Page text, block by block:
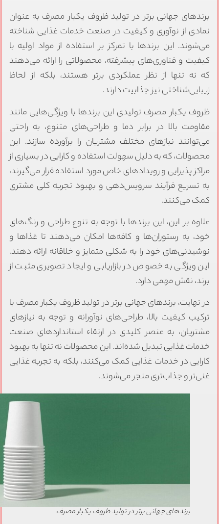
جهانی برتر در تولید ظروف یکبار مصرف به عنوان
از نوآوری و کیفیت در صنعت خدمات غذایی شناخته
این برندها با تمرکز بر استفاده از مواد اولیه با
و فناوری‌های پیشرفته، محصولاتی را ارائه می‌دهند
نه تنها از نظر عملکردی برتر هستند، بلکه از لحاظ
نیز جذابیت دارند.
یکبار مصرف تولیدی این برندها با ویژگی‌هایی مانند
بالا در برابر دما و طراحی‌های متنوع، به راحتی
نیازهای مختلف مشتریان را برآورده سازند. این
که به دلیل سهولت استفاده و کارایی در بسیاری از
پذیرایی و رویدادهای خاص مورد استفاده قرار می‌گیرند،
تسریع فرآیند سرویس‌دهی و بهبود تجربه کلی مشتری
می‌کنند.
بر این، این برندها با توجه به تنوع طراحی و رنگ‌های
به رستوران‌ها و کافه‌ها امکان می‌دهند تا غذاها و
خود را به شکلی متمایز و خلاقانه ارائه دهند.
ویژگی به خصوص در بازاریابی و ایجاد تصویری مثبت از
نقش مهمی دارد.
نهایت، برندهای جهانی برتر در تولید ظروف یکبار مصرف با
کیفیت بالا، طراحی‌های نوآورانه و توجه به نیازهای
به عنصر کلیدی در ارتقاء استانداردهای صنعت
غذایی تبدیل شده‌اند. این محصولات نه تنها به بهبود
در خدمات غذایی کمک می‌کنند، بلکه به تجربه غذایی
و جذاب‌تری منجر می‌شوند.
برندهای جهانی برتر در تولید ظروف یکبار مصرف